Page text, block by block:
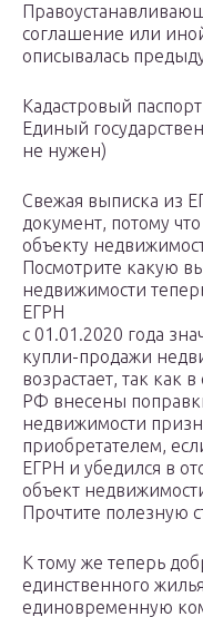
соглашение или
описывалась
Кадастровый
Единый
не нужен)
Свежая выписка из
документ, потому
объекту
Посмотрите какую
недвижимости
ЕГРН
с 01.01.2020 года
купли-продажи
возрастает, так как
РФ внесены
недвижимости
приобретателем,
ЕГРН и убедился в
объект
Прочтите полезную
К тому же теперь
единственного
единовременную